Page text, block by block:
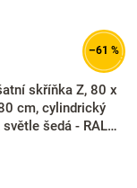
–61 %
skříňka Z, 80 x
cm, cylindrický
šedá - RAL